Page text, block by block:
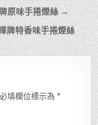
原味手捲煙絲 →
特香味手捲煙絲
必填欄位標示為 *